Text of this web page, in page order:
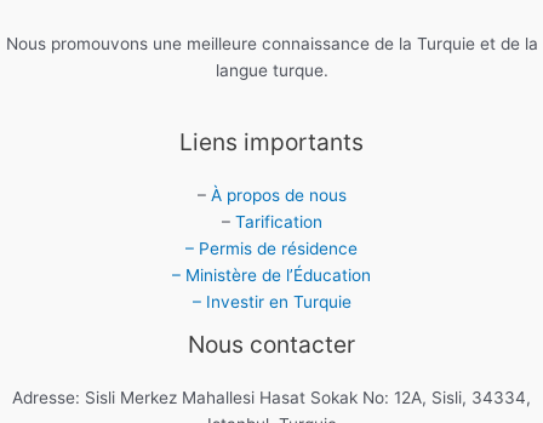
Nous promouvons une meilleure connaissance de la Turquie et de la
langue turque.
Liens importants
– À propos de nous
– Tarification
– Permis de résidence
– Ministère de l’Éducation
– Investir en Turquie
Nous contacter
Adresse: Sisli Merkez Mahallesi Hasat Sokak No: 12A, Sisli, 34334,